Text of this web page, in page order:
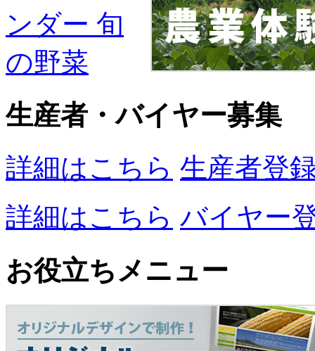
生産者・バイヤー募集
詳細はこちら 生産者登
詳細はこちら バイヤー
お役立ちメニュー